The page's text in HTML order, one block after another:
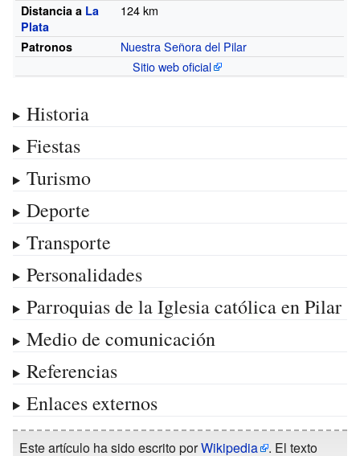
Distancia a La
Plata
124 km
Patronos
Nuestra Señora del Pilar
Sitio web oficial
Historia
Fiestas
Turismo
Deporte
Transporte
Personalidades
Parroquias de la Iglesia católica en Pilar
Medio de comunicación
Referencias
Enlaces externos
Este artículo ha sido escrito porWikipedia . El texto